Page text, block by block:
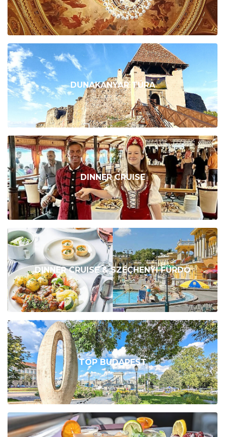
DUNAKANYAR TÚRA
DINNER CRUISE
DINNER CRUISE & SZÉCHENYI FÜRDŐ
TOP BUDAPEST